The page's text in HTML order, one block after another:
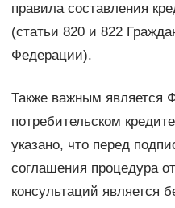
правила составления
(статьи 820 и 822
Федерации).
Также важным
потребительском
указано, что перед
соглашения процедура
консультаций является